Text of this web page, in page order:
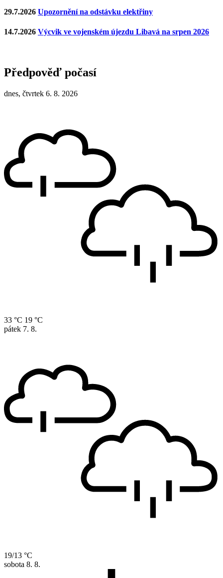
29.7.2026 Upozornění na odstávku elektřiny
14.7.2026 Výcvik ve vojenském újezdu Libavá na srpen 2026
Předpověď počasí
dnes, čtvrtek 6. 8. 2026
33 °C 19 °C
pátek 7. 8.
19/13 °C
sobota 8. 8.